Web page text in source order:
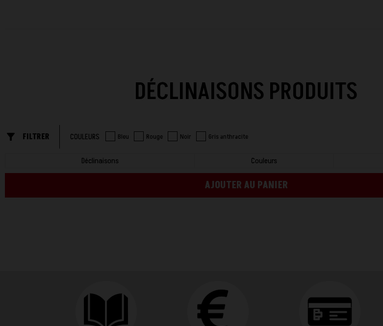
DÉCLINAISONS PRODUITS
filter_list_alt FILTRER COULEURS Bleu Rouge Noir Gris anthracite
Déclinaisons Couleurs
AJOUTER AU PANIER